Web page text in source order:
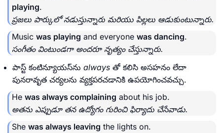
playing.
ప్రజలు పార్కులో నడుస్తున్నారు మరియు పిల్లలు ఆడుకుంటున్నారు.
Music was playing and everyone was dancing.
సంగీతం వింటుండగా అందరూ నృత్యం చేస్తున్నారు.
పాస్ట్ కంటిన్యూయస్‌ను always తో కలిసి అసహనం లేదా
పునరావృత చర్యలను వ్యక్తపరచడానికి ఉపయోగించవచ్చు.
He was always complaining about his job.
అతను ఎప్పుడూ తన ఉద్యోగం గురించి ఫిర్యాదు చేసేవాడు.
She was always leaving the lights on.